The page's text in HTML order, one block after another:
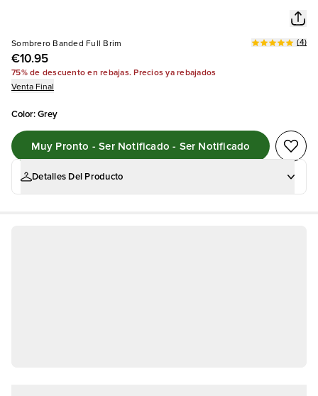
Sombrero Banded Full Brim
€10.95
(4)
75% de descuento en rebajas. Precios ya rebajados
Venta Final
Color:Grey
Muy Pronto - Ser Notificado - Ser Notificado
Detalles Del Producto